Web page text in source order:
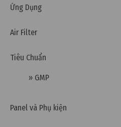
Ứng Dụng
Air Filter
Tiêu Chuẩn
» GMP
Panel và Phụ kiện